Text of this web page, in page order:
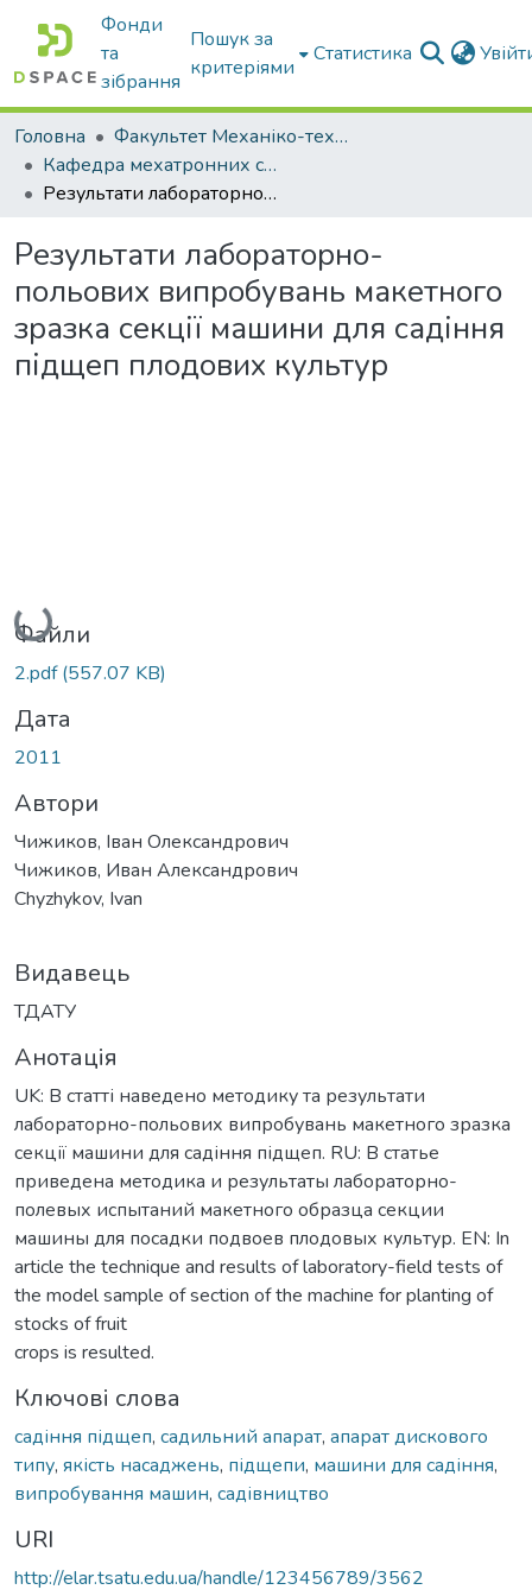
Фонди
та
зібрання
Пошук за
критеріями
Статистика
Головна
Факультет Механіко-технологічний
Кафедра мехатронних систем тракторів та сільскогосподарських машин
Результати лабораторно-польових випробувань макетного зразка секції машини для садіння підщеп плодових культур
Результати лабораторно-
польових випробувань макетного
зразка секції машини для садіння
підщеп плодових культур
Вантажиться...
Файли
2.pdf(557.07 KB)
Дата
2011
Автори
Чижиков, Іван Олександрович
Чижиков, Иван Александрович
Chyzhykov, Ivan
Видавець
ТДАТУ
Анотація
UK: В статті наведено методику та результати
лабораторно-польових випробувань макетного зразка
секції машини для садіння підщеп. RU: В статье
приведена методика и результаты лабораторно-
полевых испытаний макетного образца секции
машины для посадки подвоев плодовых культур. EN: In
article the technique and results of laboratory-field tests of
the model sample of section of the machine for planting of
stocks of fruit
crops is resulted.
Ключові слова
садіння підщеп, садильний апарат, апарат дискового
типу, якість насаджень, підщепи, машини для садіння,
випробування машин, садівництво
URI
http://elar.tsatu.edu.ua/handle/123456789/3562